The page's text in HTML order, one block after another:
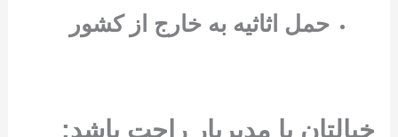
حمل اثاثیه به خارج از کشور
خیالتان با مدیربار راحت باشد: